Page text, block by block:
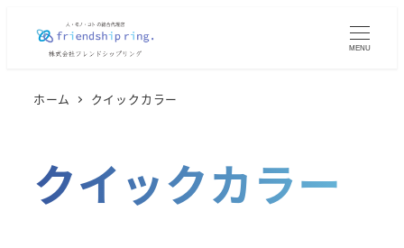
MENU
ホーム クイックカラー
クイックカラー